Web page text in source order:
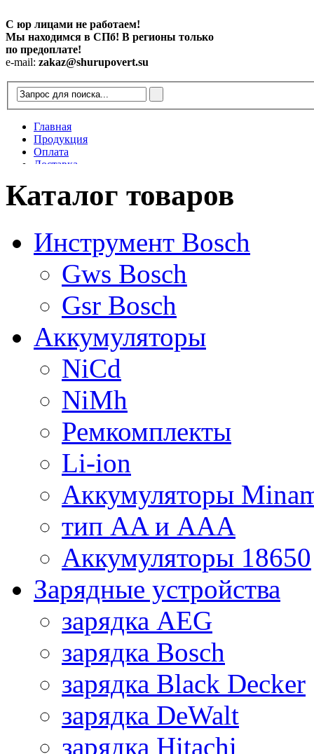
С юр лицами не работаем!
Мы находимся в СПб! В регионы только
по предоплате!
e-mail: zakaz@shurupovert.su
Главная
Продукция
Оплата
Доставка
Статьи
Каталог товаров
Инструмент Bosch
Gws Bosch
Gsr Bosch
Аккумуляторы
NiCd
NiMh
Ремкомплекты
Li-ion
Аккумуляторы
тип AA и AAA
Аккумуляторы 18650
Зарядные устройства
зарядка AEG
зарядка Bosch
зарядка Black Decker
зарядка DeWalt
зарядка Hitachi